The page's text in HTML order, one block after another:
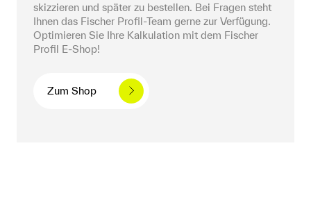
skizzieren und später zu bestellen. Bei Fragen steht
Ihnen das Fischer Profil-Team gerne zur Verfügung.
Optimieren Sie Ihre Kalkulation mit dem Fischer
Profil E-Shop!
Zum Shop